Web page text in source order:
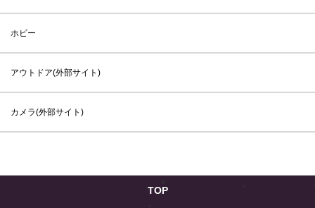
ホビー
アウトドア(外部サイト)
カメラ(外部サイト)
TOP